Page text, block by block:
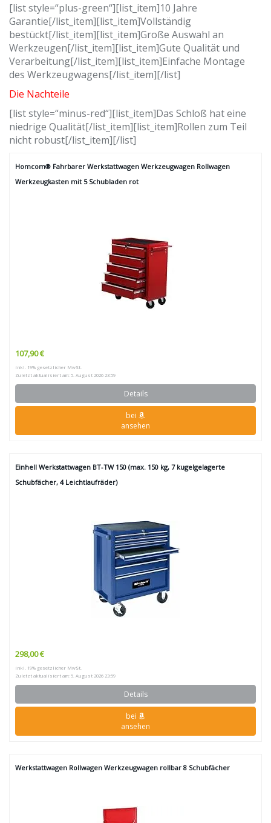
[list style=“plus-green“][list_item]10 Jahre
Garantie[/list_item][list_item]Vollständig
bestückt[/list_item][list_item]Große Auswahl an
Werkzeugen[/list_item][list_item]Gute Qualität und
Verarbeitung[/list_item][list_item]Einfache Montage
des Werkzeugwagens[/list_item][/list]
Die Nachteile
[list style=“minus-red“][list_item]Das Schloß hat eine
niedrige Qualität[/list_item][list_item]Rollen zum Teil
nicht robust[/list_item][/list]
Homcom® Fahrbarer Werkstattwagen Werkzeugwagen Rollwagen
Werkzeugkasten mit 5 Schubladen rot
107,90 €
inkl. 19% gesetzlicher MwSt.
Zuletzt aktualisiert am: 5. August 2026 23:59
Details
bei
ansehen
Einhell Werkstattwagen BT-TW 150 (max. 150 kg, 7 kugelgelagerte
Schubfächer, 4 Leichtlaufräder)
298,00 €
inkl. 19% gesetzlicher MwSt.
Zuletzt aktualisiert am: 5. August 2026 23:59
Details
bei
ansehen
Werkstattwagen Rollwagen Werkzeugwagen rollbar 8 Schubfächer